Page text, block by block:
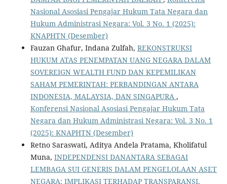
Nasional Asosiasi Pengajar Hukum Tata Negara dan
Hukum Administrasi Negara: Vol. 3 No. 1 (2025):
KNAPHTN (Desember)
Fauzan Ghafur, Indana Zulfah, REKONSTRUKSI
HUKUM ATAS PENEMPATAN UANG NEGARA DALAM
SOVEREIGN WEALTH FUND DAN KEPEMILIKAN
SAHAM PEMERINTAH: PERBANDINGAN ANTARA
INDONESIA, MALAYSIA, DAN SINGAPURA ,
Konferensi Nasional Asosiasi Pengajar Hukum Tata
Negara dan Hukum Administrasi Negara: Vol. 3 No. 1
(2025): KNAPHTN (Desember)
Retno Saraswati, Aditya Andela Pratama, Kholifatul
Muna, INDEPENDENSI DANANTARA SEBAGAI
LEMBAGA SUI GENERIS DALAM PENGELOLAAN ASET
NEGARA: IMPLIKASI TERHADAP TRANSPARANSI,